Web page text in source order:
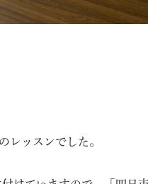
レッスンでした。